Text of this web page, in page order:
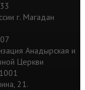
г. Магадан
Анадырская и
Церкви
21.